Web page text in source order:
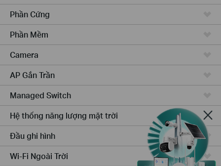
Phần Cứng
Phần Mềm
Camera
AP Gắn Trần
Managed Switch
Hệ thống năng lượng mặt trời
Đầu ghi hình
Wi-Fi Ngoài Trời